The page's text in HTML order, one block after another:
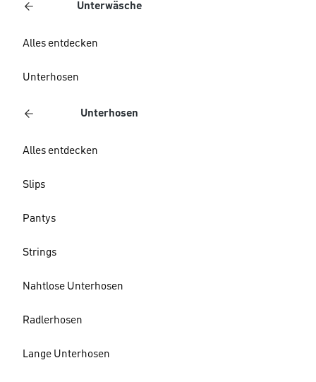
Unterwäsche
Alles entdecken
Unterhosen
Unterhosen
Alles entdecken
Slips
Pantys
Strings
Nahtlose Unterhosen
Radlerhosen
Lange Unterhosen